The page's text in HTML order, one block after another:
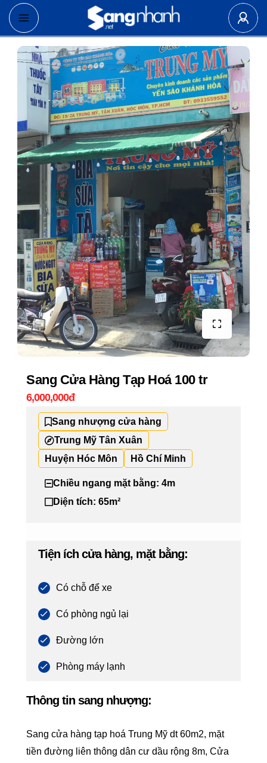
Sang Cửa Hàng Tạp Hoá 100 tr
6,000,000đ
Sang nhượng cửa hàng
Trung Mỹ Tân Xuân
Huyện Hóc Môn
Hồ Chí Minh
Chiều ngang mặt bằng: 4m
Diện tích: 65m²
Tiện ích cửa hàng, mặt bằng:
Có chỗ để xe
Có phòng ngủ lại
Đường lớn
Phòng máy lạnh
Thông tin sang nhượng:
Sang cửa hàng tạp hoá Trung Mỹ dt 60m2, mặt
tiền đường liên thông dân cư dầu rộng 8m, Cửa